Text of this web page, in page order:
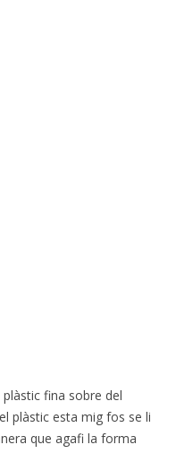
plàstic fina sobre del
plàstic esta mig fos se li
que agafi la forma